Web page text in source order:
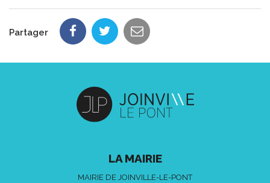
Partager
LA MAIRIE
MAIRIE DE JOINVILLE-LE-PONT